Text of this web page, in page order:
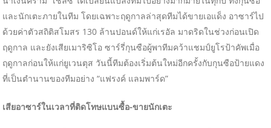
และนักเตะภายในทีม โดยเฉพาะฤดูกาลล่าสุดทีมได้ขายเอแด็ง อาซาร์ไป
ด้วยค่าตัวสถิติสโมสร 130 ล้านปอนด์ให้แก่เรอัล มาดริดในช่วงก่อนเปิด
ฤดูกาล และยังเสียเมาริซิโอ ซาร์รี่กุนซือผู้พาทีมคว้าแชมป์ยูโรป้าคัพเมื่อ
ฤดูกาลก่อนให้แก่ยูเวนตุส วันนี้ทีมต้องเริ่มต้นใหม่อีกครั้งกับกุนซือป้ายแดง
ที่เป็นตำนานของทีมอย่าง “แฟรงค์ แลมพาร์ด”
เสียอาซาร์ในเวลาที่ติดโทษแบนซื้อ-ขายนักเตะ